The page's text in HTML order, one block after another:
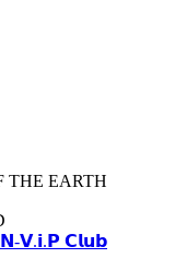
THE EARTH
𝗩.𝗶.𝗣 𝗖𝗹𝘂𝗯